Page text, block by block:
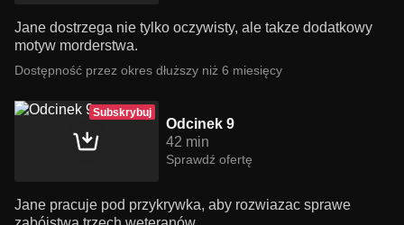
Jane dostrzega nie tylko oczywisty, ale takze dodatkowy
motyw morderstwa.
Dostępność przez okres dłuższy niż 6 miesięcy
Subskrybuj
Odcinek 9
42 min
Sprawdź ofertę
Jane pracuje pod przykrywka, aby rozwiazac sprawe